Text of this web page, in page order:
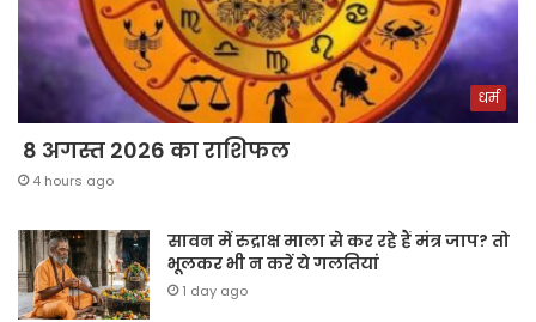
धर्म
8 अगस्त 2026 का राशिफल
4 hours ago
सावन में रुद्राक्ष माला से कर रहे हैं मंत्र जाप? तो
भूलकर भी न करें ये गलतियां
1 day ago